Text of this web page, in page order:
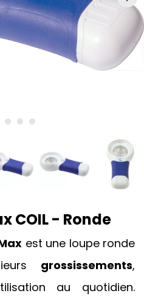
COIL - Ronde
est une loupe ronde
grossissements,
au quotidien.